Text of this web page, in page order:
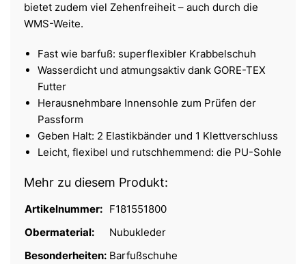
bietet zudem viel Zehenfreiheit – auch durch die
WMS-Weite.
Fast wie barfuß: superflexibler Krabbelschuh
Wasserdicht und atmungsaktiv dank GORE-TEX
Futter
Herausnehmbare Innensohle zum Prüfen der
Passform
Geben Halt: 2 Elastikbänder und 1 Klettverschluss
Leicht, flexibel und rutschhemmend: die PU-Sohle
Mehr zu diesem Produkt:
Artikelnummer: F181551800
Obermaterial:
Nubukleder
Besonderheiten: Barfußschuhe